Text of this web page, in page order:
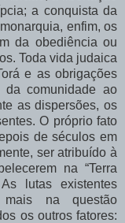
a conquista da
enfim, os
da obediência ou
Toda vida judaica
e as obrigações
da comunidade ao
as dispersões, os
O próprio fato
de séculos em
ser atribuído à
na “Terra
lutas existentes
mais na questão
os outros fatores: